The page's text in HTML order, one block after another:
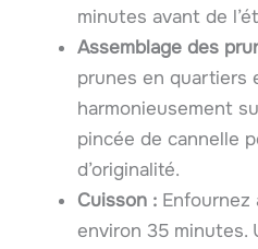
minutes avant de
Assemblage des
prunes en quartiers
harmonieusement
pincée de cannelle
d’originalité.
Cuisson : Enfournez
environ 35 minutes.